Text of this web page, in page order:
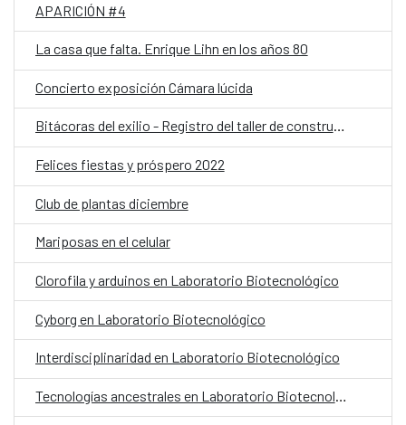
APARICIÓN #4
La casa que falta. Enrique Lihn en los años 80
Concierto exposición Cámara lúcida
Bitácoras del exilio - Registro del taller de construcción de de fanzines
Felices fiestas y próspero 2022
Club de plantas diciembre
Mariposas en el celular
Clorofila y arduinos en Laboratorio Biotecnológico
Cyborg en Laboratorio Biotecnológico
Interdisciplinaridad en Laboratorio Biotecnológico
Tecnologías ancestrales en Laboratorio Biotecnológico